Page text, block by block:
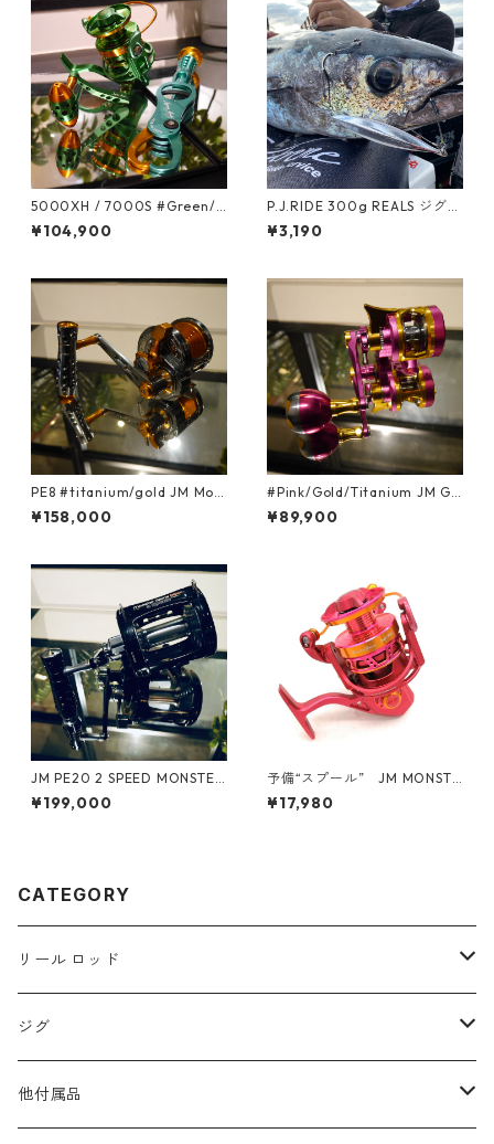
5000XH / 7000S #Green/G
old Spinning Reel JM MON
STER GAME (1:5.6) #XH #Gr
¥104,900
P.J.RIDE 300g REALS ジグ
近海 中深海 マグロジギン
グ 遠征 スロージギング専
¥3,190
PE8 #titanium/gold JM Mon
ster Game HG PE8 reel with
Turbo Knob (1:4.9) # RH
¥158,000
#Pink/Gold/Titanium JM Ga
ngster PE Micro Reel
¥89,900
JM PE20 2 SPEED MONSTER
GAME REEL #Black
¥199,000
予備“スプール” JM MONSTE
R GAME 5000XH / 7000S S
¥17,980
CATEGORY
リール ロッド
リール
スプール
ロッド
ジグ
Reals
他付属品